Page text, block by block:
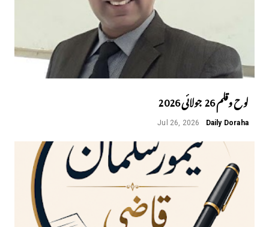
لوح وقلم 26 جولائی 2026
Daily Doraha
Jul 26, 2026